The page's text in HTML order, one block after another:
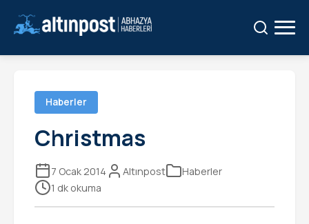
Haberler
Christmas
7 Ocak 2014 Altınpost
Haberler
1 dk okuma